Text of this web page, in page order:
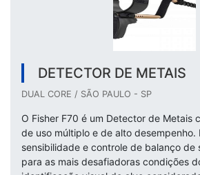
DETECTOR DE METAIS
DUAL CORE / SÃO PAULO - SP
O Fisher F70 é um Detector de Metais
de uso múltiplo e de alto desempenho.
sensibilidade e controle de balanço de
para as mais desafiadoras condições